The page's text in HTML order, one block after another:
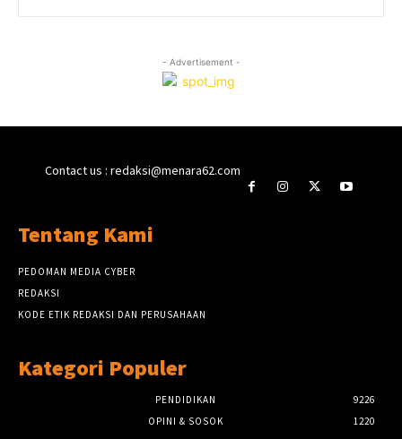
- Advertisement -
Contact us : redaksi@menara62.com
Tentang Kami
PEDOMAN MEDIA CYBER
REDAKSI
KODE ETIK REDAKSI DAN PERUSAHAAN
Kategori Populer
PENDIDIKAN
9226
OPINI & SOSOK
1220